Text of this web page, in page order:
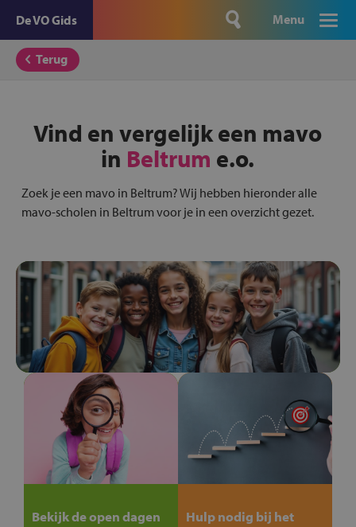
De VO Gids Menu
Terug
Vind en vergelijk een mavo
in Beltrum e.o.
Zoek je een mavo in Beltrum? Wij hebben hieronder alle
mavo-scholen in Beltrum voor je in een overzicht gezet.
Bekijk de open dagen
Hulp nodig bij het